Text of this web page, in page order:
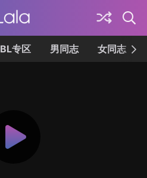
BL专区 男同志 女同志